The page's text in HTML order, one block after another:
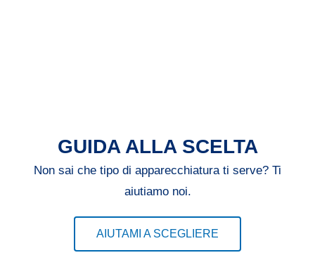
GUIDA ALLA SCELTA
Non sai che tipo di apparecchiatura ti serve? Ti
aiutiamo noi.
AIUTAMI A SCEGLIERE